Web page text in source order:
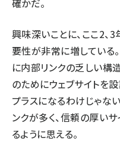
確かだ。
興味深いことに、ここ2、
要性が非常に増している
に内部リンクの乏しい構
のためにウェブサイトを
プラスになるわけじゃな
ンクが多く、信頼の厚い
るように思える。